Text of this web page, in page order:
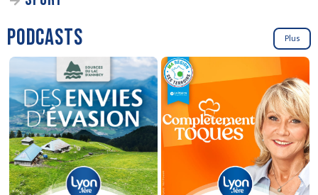
PODCASTS Plus